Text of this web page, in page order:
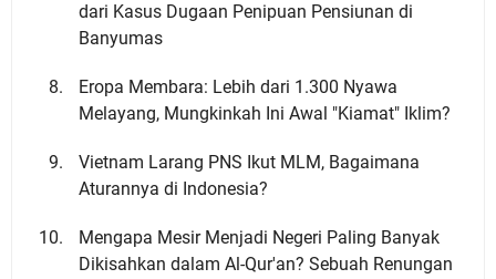
dari Kasus Dugaan Penipuan Pensiunan di
Banyumas
Eropa Membara: Lebih dari 1.300 Nyawa
Melayang, Mungkinkah Ini Awal "Kiamat" Iklim?
Vietnam Larang PNS Ikut MLM, Bagaimana
Aturannya di Indonesia?
Mengapa Mesir Menjadi Negeri Paling Banyak
Dikisahkan dalam Al-Qur'an? Sebuah Renungan